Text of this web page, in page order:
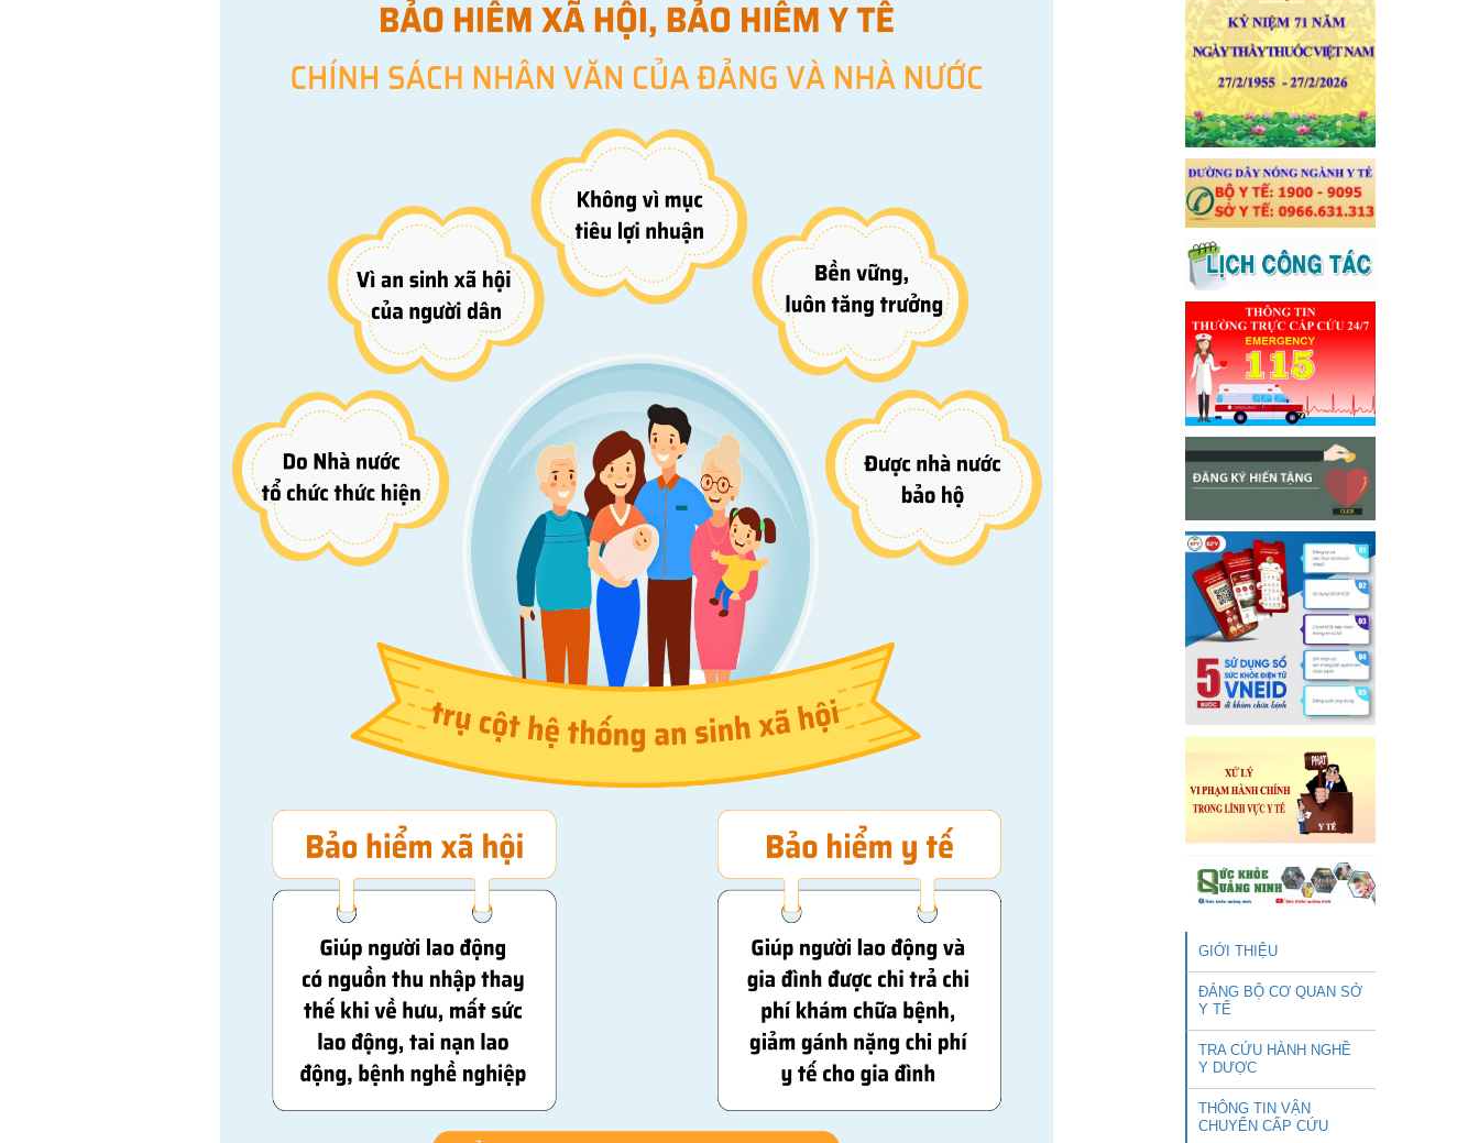
Nghiệp vụ Y
Nghiệp vụ Dược
Phòng Dân số và Phát triển
Phòng Bảo trợ xã hội và Trẻ em
Cơ quan, đơn vị trực thuộc
SƠ ĐỒ TỔ CHỨC BỘ MÁY
LỊCH SỬ Y TẾ QUẢNG NINH
Bảo hiểm Y tế
Phòng chống tệ nạn xã hội
Khám chữa bệnh
Dược và Mỹ phẩm
Phòng bệnh
Tài chính kế toán
Tổ chức cán bộ
Giám định
Nghiên cứu KH & CNTT
Hiên mô, tạng
GIỚI THIỆU
ĐẢNG BỘ CƠ QUAN SỞ
Y TẾ
TRA CỨU HÀNH NGHỀ
Y DƯỢC
THÔNG TIN VẬN
CHUYỂN CẤP CỨU